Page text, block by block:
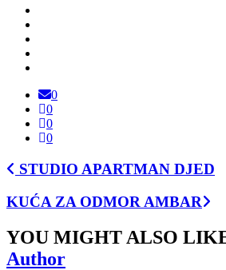
0
0
0
0
STUDIO APARTMAN DJED
KUĆA ZA ODMOR AMBAR
YOU MIGHT ALSO
Author